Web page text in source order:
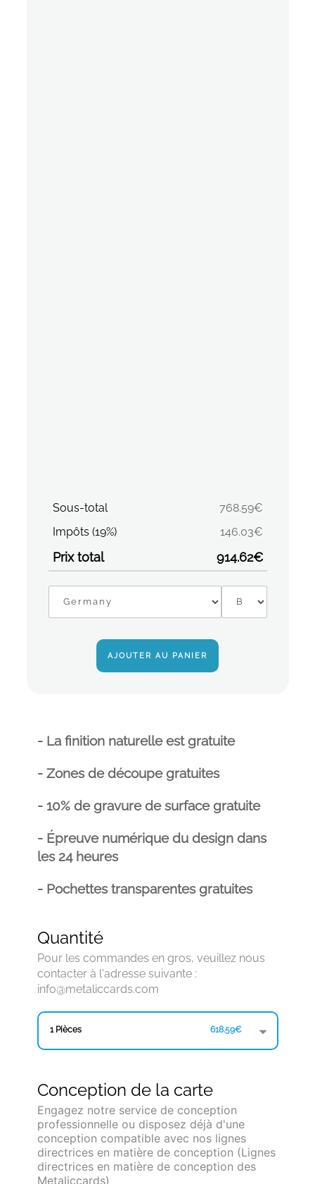
Sous-total
768.59€
Impôts (19%)
146.03€
Prix total 914.62€
AJOUTER AU PANIER
- La finition naturelle est gratuite
- Zones de découpe gratuites
- 10% de gravure de surface gratuite
- Épreuve numérique du design dans
les 24 heures
- Pochettes transparentes gratuites
Quantité
Pour les commandes en gros, veuillez nous
contacter à l'adresse suivante :
info@metaliccards.com
1 Pièces 618.59€
Conception de la carte
Engagez notre service de conception
professionnelle ou disposez déjà d'une
conception compatible avec nos lignes
directrices en matière de conception (Lignes
directrices en matière de conception des
Metaliccards)